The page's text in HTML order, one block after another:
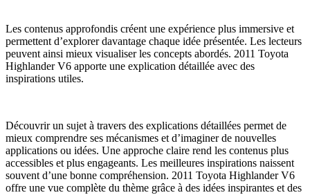
Les contenus approfondis créent une expérience plus immersive et
permettent d’explorer davantage chaque idée présentée. Les lecteurs
peuvent ainsi mieux visualiser les concepts abordés. 2011 Toyota
Highlander V6 apporte une explication détaillée avec des
inspirations utiles.
Découvrir un sujet à travers des explications détaillées permet de
mieux comprendre ses mécanismes et d’imaginer de nouvelles
applications ou idées. Une approche claire rend les contenus plus
accessibles et plus engageants. Les meilleures inspirations naissent
souvent d’une bonne compréhension. 2011 Toyota Highlander V6
offre une vue complète du thème grâce à des idées inspirantes et des